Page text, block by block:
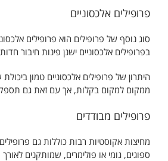
פרופילים אלכסוניים
סוג נוסף של פרופילים הוא פרופילים
בפרופילים אלכסוניים ישנן פינות חיבור
היתרון של פרופילים אלכסוניים טמון
ממקום למקום בקלות, אך עם זאת גם
פרופילים מבודדים
מחיצות אקוסטיות רבות כוללות גם
ספוגים, גומי או פולימרים, שמותקנים